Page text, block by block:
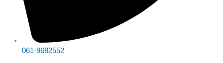
061-9682552